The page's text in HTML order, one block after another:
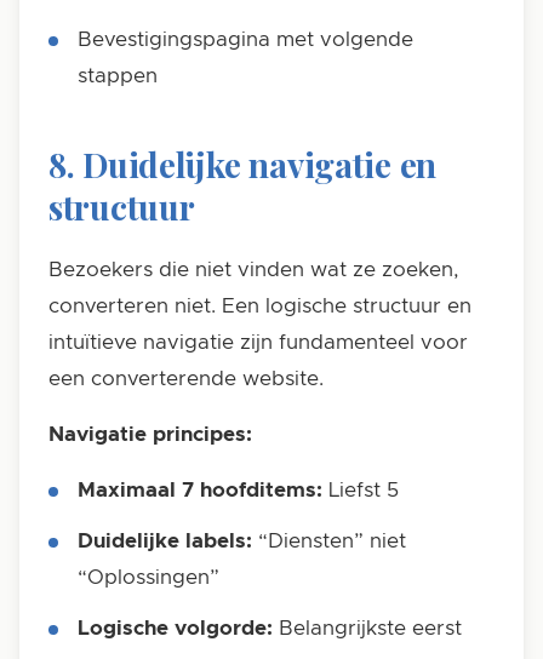
Bevestigingspagina met volgende
stappen
8. Duidelijke navigatie en
structuur
Bezoekers die niet vinden wat ze zoeken,
converteren niet. Een logische structuur en
intuïtieve navigatie zijn fundamenteel voor
een converterende website.
Navigatie principes:
Maximaal 7 hoofditems: Liefst 5
Duidelijke labels: “Diensten” niet
“Oplossingen”
Logische volgorde: Belangrijkste eerst